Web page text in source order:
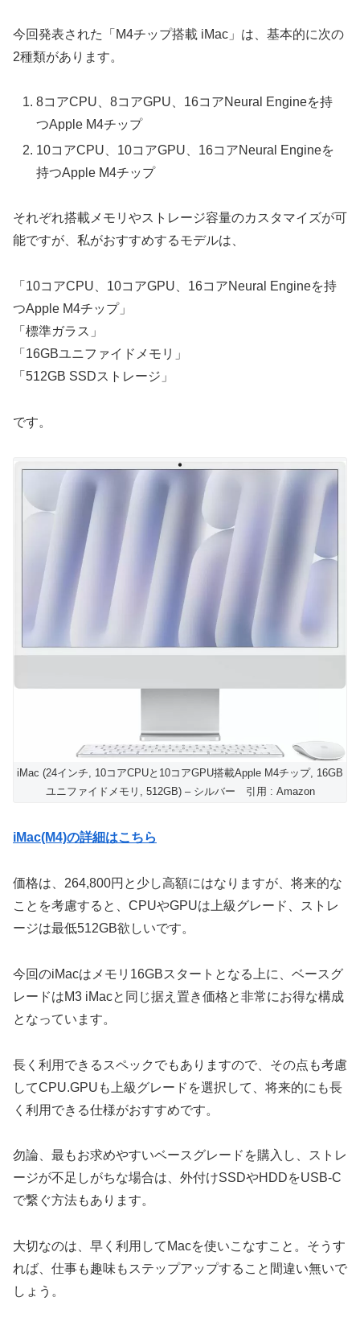
今回発表された「M4チップ搭載 iMac」は、基本的に次の
2種類があります。
8コアCPU、8コアGPU、16コアNeural Engineを持
つApple M4チップ
10コアCPU、10コアGPU、16コアNeural Engineを
持つApple M4チップ
それぞれ搭載メモリやストレージ容量のカスタマイズが可
能ですが、私がおすすめするモデルは、
「10コアCPU、10コアGPU、16コアNeural Engineを持
つApple M4チップ」
「標準ガラス」
「16GBユニファイドメモリ」
「512GB SSDストレージ」
です。
iMac (24インチ, 10コアCPUと10コアGPU搭載Apple M4チップ, 16GB
ユニファイドメモリ, 512GB) – シルバー 引用 : Amazon
iMac(M4)の詳細はこちら
価格は、264,800円と少し高額にはなりますが、将来的な
ことを考慮すると、CPUやGPUは上級グレード、ストレ
ージは最低512GB欲しいです。
今回のiMacはメモリ16GBスタートとなる上に、ベースグ
レードはM3 iMacと同じ据え置き価格と非常にお得な構成
となっています。
長く利用できるスペックでもありますので、その点も考慮
してCPU.GPUも上級グレードを選択して、将来的にも長
く利用できる仕様がおすすめです。
勿論、最もお求めやすいベースグレードを購入し、ストレ
ージが不足しがちな場合は、外付けSSDやHDDをUSB-C
で繋ぐ方法もあります。
大切なのは、早く利用してMacを使いこなすこと。そうす
れば、仕事も趣味もステップアップすること間違い無いで
しょう。